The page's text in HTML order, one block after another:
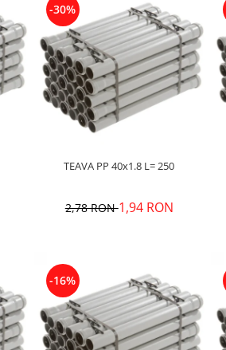
-30%
TEAVA PP 40x1.8 L= 250
2,78 RON1,94 RON
-16%